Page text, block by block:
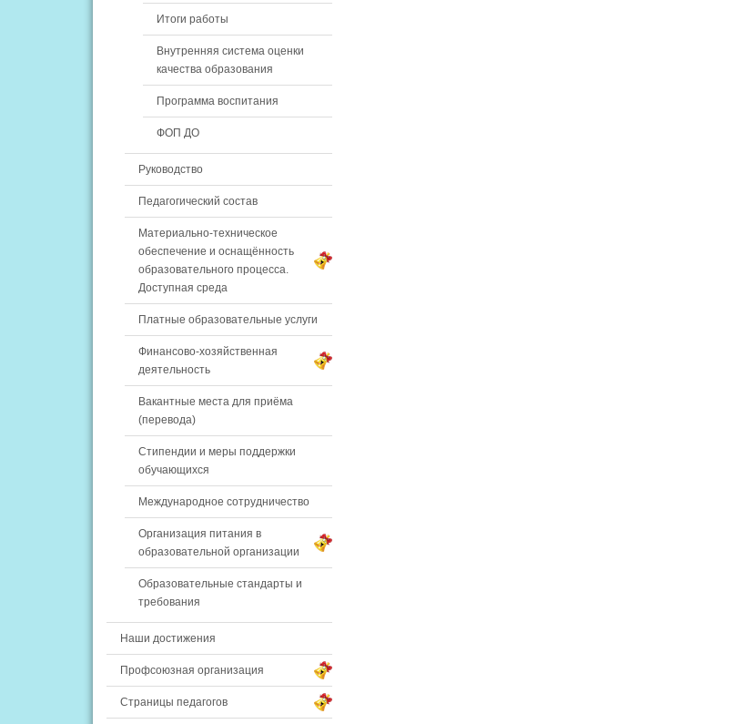
Итоги работы
Внутренняя система оценки
качества образования
Программа воспитания
ФОП ДО
Руководство
Педагогический состав
Материально-техническое
обеспечение и оснащённость
образовательного процесса.
Доступная среда
Платные образовательные услуги
Финансово-хозяйственная
деятельность
Вакантные места для приёма
(перевода)
Стипендии и меры поддержки
обучающихся
Международное сотрудничество
Организация питания в
образовательной организации
Образовательные стандарты и
требования
Наши достижения
Профсоюзная организация
Страницы педагогов